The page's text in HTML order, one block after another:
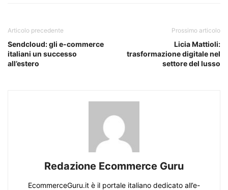
Articolo precedente
Sendcloud: gli e-commerce
italiani un successo
all’estero
Prossimo articolo
Licia Mattioli:
trasformazione digitale nel
settore del lusso
Redazione Ecommerce Guru
EcommerceGuru.it è il portale italiano dedicato all’e-